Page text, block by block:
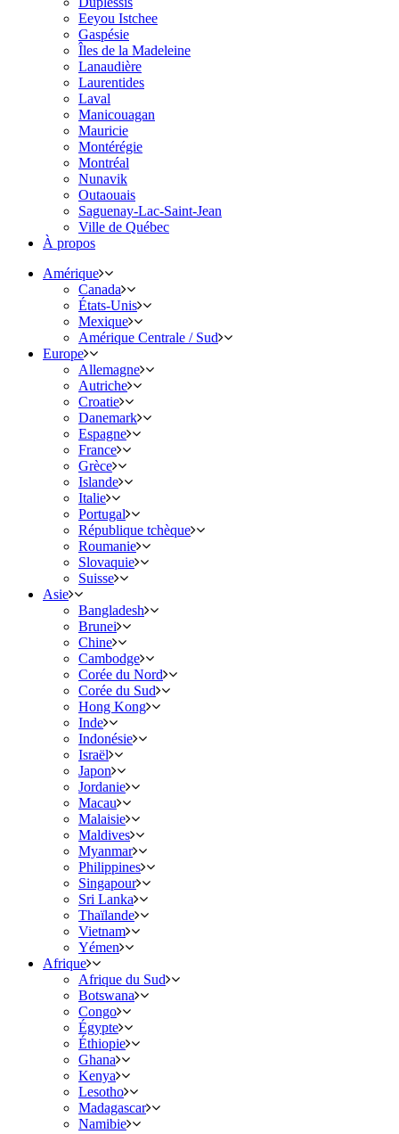
Eeyou Istchee
Gaspésie
Îles de la Madeleine
Lanaudière
Laurentides
Laval
Manicouagan
Mauricie
Montérégie
Montréal
Nunavik
Outaouais
Saguenay-Lac-Saint-Jean
Ville de Québec
À propos
Amérique
Canada
États-Unis
Mexique
Amérique Centrale / Sud
Europe
Allemagne
Autriche
Croatie
Danemark
Espagne
France
Grèce
Islande
Italie
Portugal
République tchèque
Roumanie
Slovaquie
Suisse
Asie
Bangladesh
Brunei
Chine
Cambodge
Corée du Nord
Corée du Sud
Hong Kong
Inde
Indonésie
Israël
Japon
Jordanie
Macau
Malaisie
Maldives
Myanmar
Philippines
Singapour
Sri Lanka
Thaïlande
Vietnam
Yémen
Afrique
Afrique du Sud
Botswana
Congo
Égypte
Éthiopie
Ghana
Kenya
Lesotho
Madagascar
Namibie